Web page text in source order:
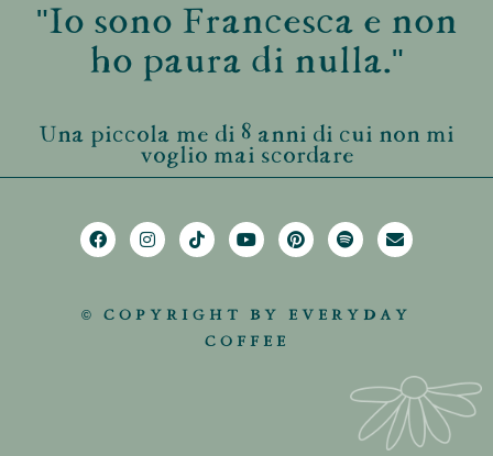
"Io sono Francesca e non
ho paura di nulla."
Una piccola me di 8 anni di cui non mi
voglio mai scordare
© COPYRIGHT BY EVERYDAY
COFFEE